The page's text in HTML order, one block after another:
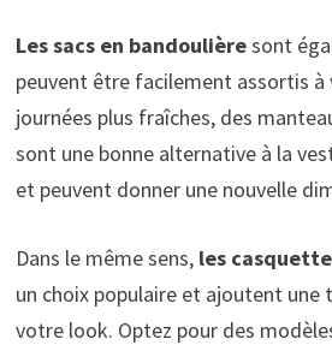
Les sacs en bandoulièresont
peuvent être facilement assortis à
journées plus fraîches, des
sont une bonne alternative à la
et peuvent donner une nouvelle
Dans le même sens, les
un choix populaire et ajoutent une
votre look. Optez pour des